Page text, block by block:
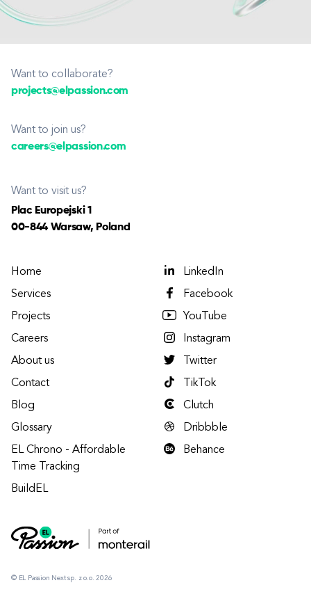
Want to collaborate?
projects@elpassion.com
Want to join us?
careers@elpassion.com
Want to visit us?
Plac Europejski 1
00-844 Warsaw, Poland
© EL Passion Next sp. z o.o. 2026
Home
Services
Projects
Careers
About us
Contact
Blog
Glossary
EL Chrono - Affordable
Time Tracking
BuildEL
LinkedIn
Facebook
YouTube
Instagram
Twitter
TikTok
Clutch
Dribbble
Behance